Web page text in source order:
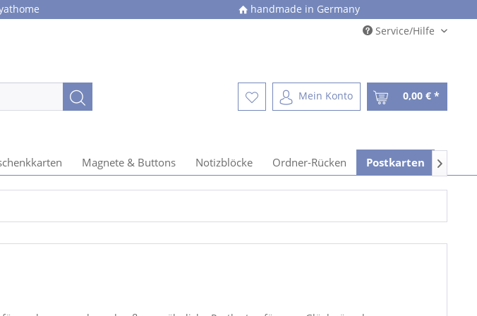
handmade in Germany
Service/Hilfe
Mein Konto 0,00 € *
Magnete & Buttons Notizblöcke Ordner-Rücken Postkarten 